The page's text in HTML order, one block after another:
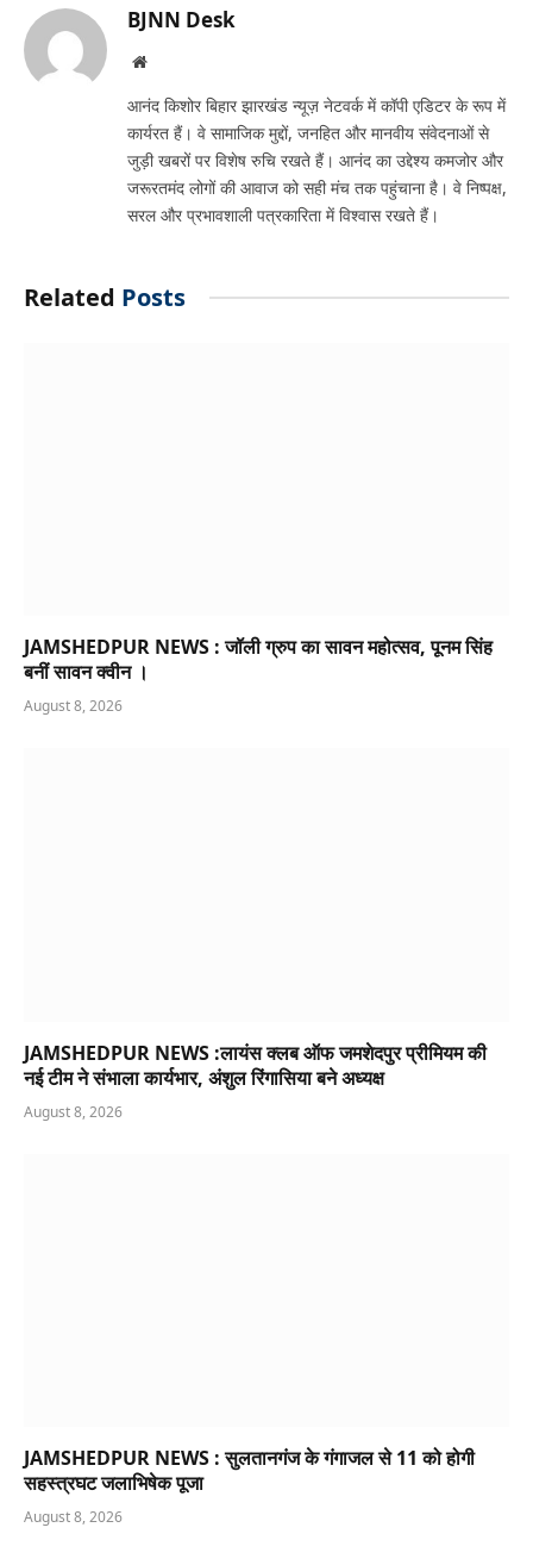
BJNN Desk
Website
आनंद किशोर बिहार झारखंड न्यूज़ नेटवर्क में कॉपी एडिटर के रूप में
कार्यरत हैं। वे सामाजिक मुद्दों, जनहित और मानवीय संवेदनाओं से
जुड़ी खबरों पर विशेष रुचि रखते हैं। आनंद का उद्देश्य कमजोर और
जरूरतमंद लोगों की आवाज को सही मंच तक पहुंचाना है। वे निष्पक्ष,
सरल और प्रभावशाली पत्रकारिता में विश्वास रखते हैं।
Related Posts
JAMSHEDPUR NEWS : जॉली ग्रुप का सावन महोत्सव, पूनम सिंह
बनीं सावन क्वीन ।
August 8, 2026
JAMSHEDPUR NEWS :लायंस क्लब ऑफ जमशेदपुर प्रीमियम की
नई टीम ने संभाला कार्यभार, अंशुल रिंगासिया बने अध्यक्ष
August 8, 2026
JAMSHEDPUR NEWS : सुलतानगंज के गंगाजल से 11 को होगी
सहस्त्रघट जलाभिषेक पूजा
August 8, 2026